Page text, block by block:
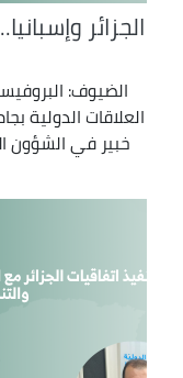
الجزائر
الضيوف:
خبير في الشؤون